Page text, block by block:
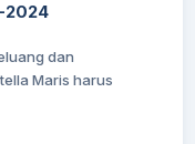
2024
dan
Maris harus